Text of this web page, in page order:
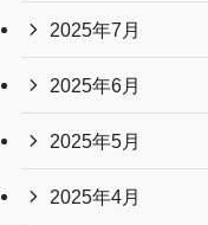
2025年7月
2025年6月
2025年5月
2025年4月